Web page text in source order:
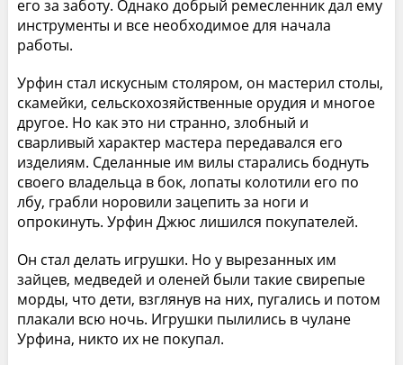
его за заботу. Однако добрый ремесленник дал ему
инструменты и все необходимое для начала
работы.
Урфин стал искусным столяром, он мастерил столы,
скамейки, сельскохозяйственные орудия и многое
другое. Но как это ни странно, злобный и
сварливый характер мастера передавался его
изделиям. Сделанные им вилы старались боднуть
своего владельца в бок, лопаты колотили его по
лбу, грабли норовили зацепить за ноги и
опрокинуть. Урфин Джюс лишился покупателей.
Он стал делать игрушки. Но у вырезанных им
зайцев, медведей и оленей были такие свирепые
морды, что дети, взглянув на них, пугались и потом
плакали всю ночь. Игрушки пылились в чулане
Урфина, никто их не покупал.